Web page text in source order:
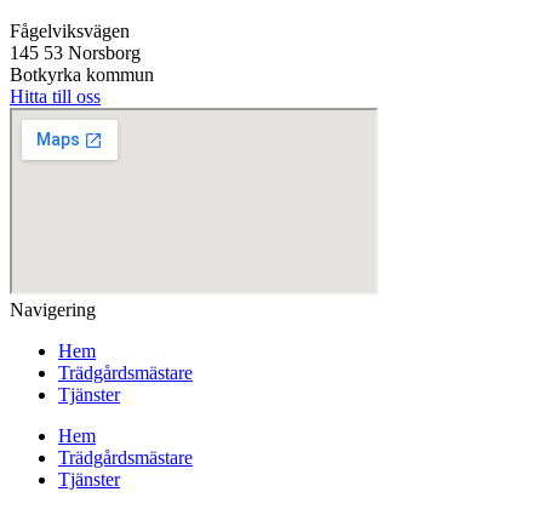
Fågelviksvägen
145 53 Norsborg
Botkyrka kommun
Hitta till oss
Navigering
Hem
Trädgårdsmästare
Tjänster
Hem
Trädgårdsmästare
Tjänster